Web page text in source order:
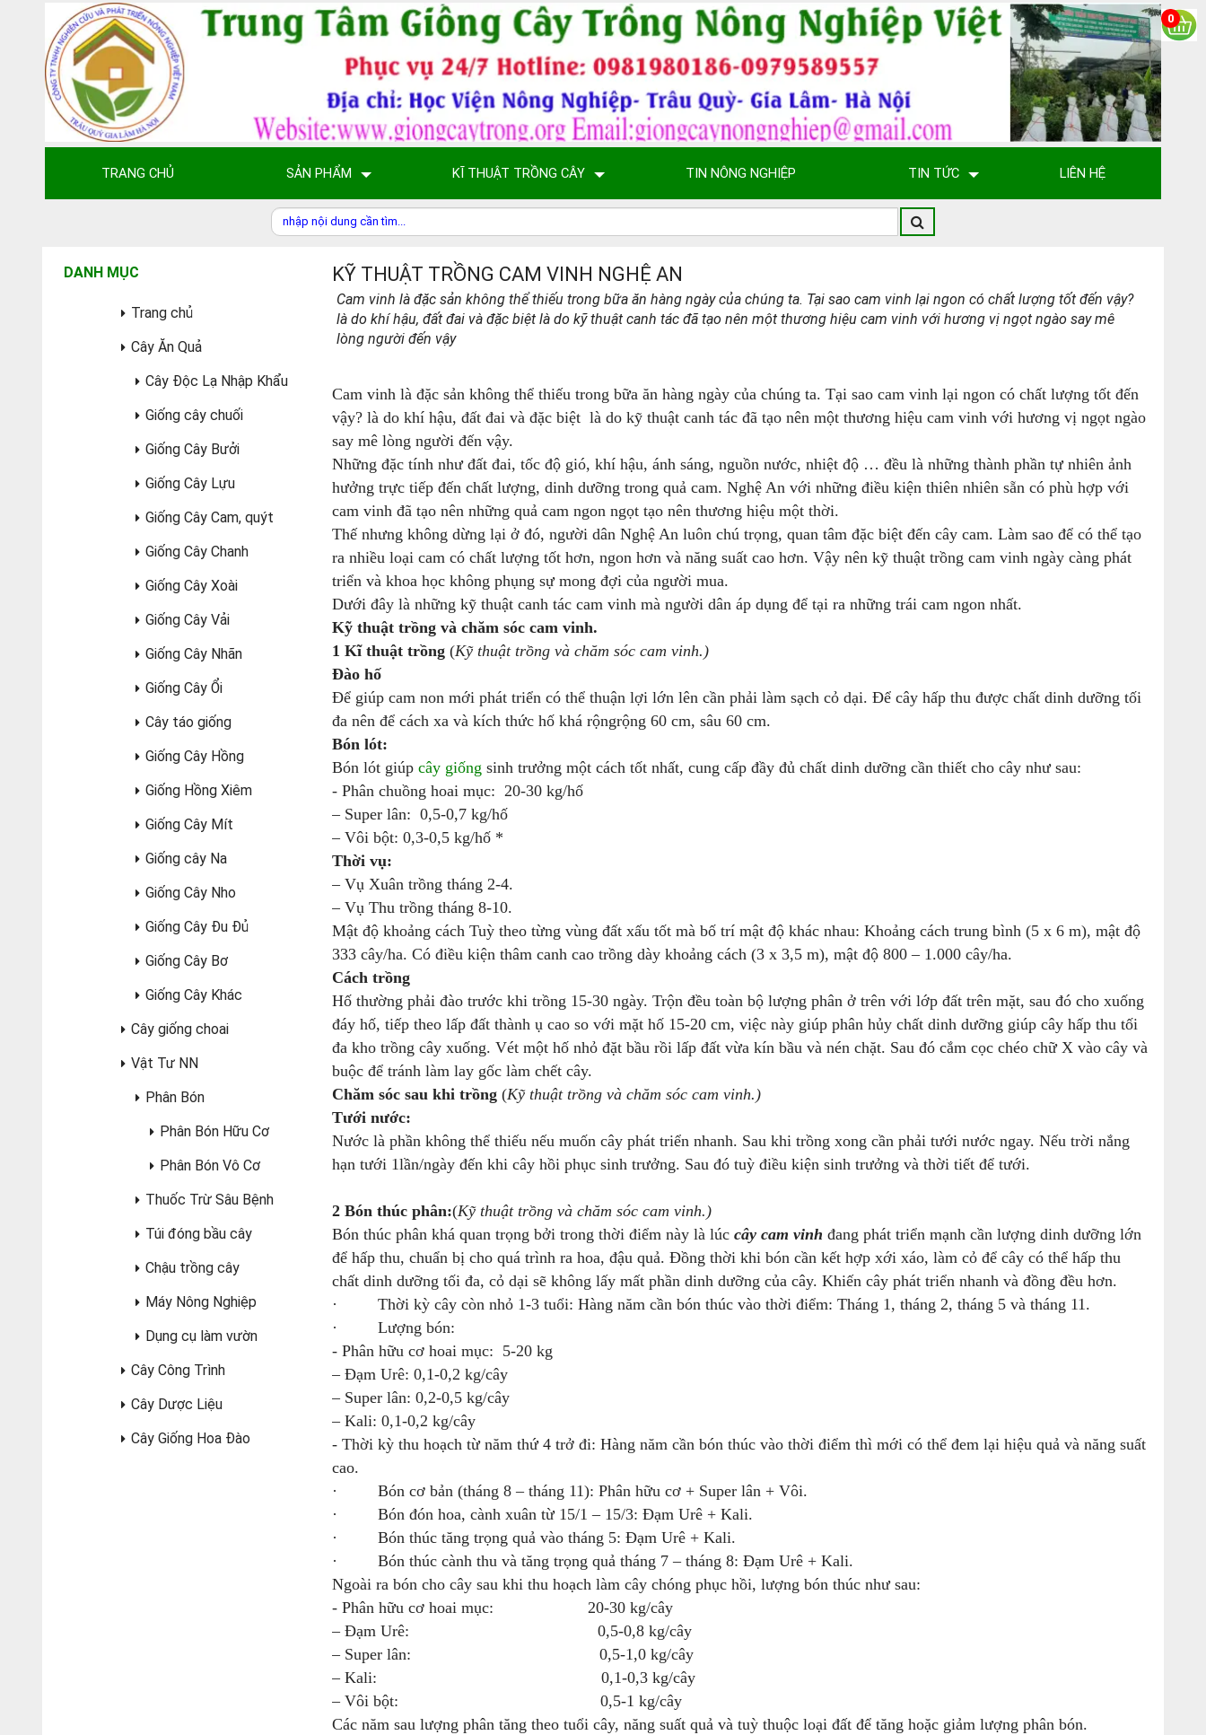
TRANG CHỦ SẢN PHẨM KĨ THUẬT TRỒNG CÂY TIN NÔNG NGHIỆP TIN TỨC LIÊN HỆ
0
DANH MỤC
Trang chủ
Cây Ăn Quả
Cây Độc Lạ Nhập Khẩu
Giống cây chuối
Giống Cây Bưởi
Giống Cây Lựu
Giống Cây Cam, quýt
Giống Cây Chanh
Giống Cây Xoài
Giống Cây Vải
Giống Cây Nhãn
Giống Cây Ổi
Cây táo giống
Giống Cây Hồng
Giống Hồng Xiêm
Giống Cây Mít
Giống cây Na
Giống Cây Nho
Giống Cây Đu Đủ
Giống Cây Bơ
Giống Cây Khác
Cây giống choai
Vật Tư NN
Phân Bón
Phân Bón Hữu Cơ
Phân Bón Vô Cơ
Thuốc Trừ Sâu Bệnh
Túi đóng bầu cây
Chậu trồng cây
Máy Nông Nghiệp
Dụng cụ làm vườn
Cây Công Trình
Cây Dược Liệu
Cây Giống Hoa Đào
KỸ THUẬT TRỒNG CAM VINH NGHỆ AN
Cam vinh là đặc sản không thể thiếu trong bữa ăn hàng ngày của chúng ta. Tại sao cam vinh lại ngon có chất lượng tốt đến vậy?
là do khí hậu, đất đai và đặc biệt là do kỹ thuật canh tác đã tạo nên một thương hiệu cam vinh với hương vị ngọt ngào say mê
lòng người đến vậy
Cam vinh là đặc sản không thể thiếu trong bữa ăn hàng ngày của chúng ta. Tại sao cam vinh lại ngon có chất lượng tốt đến
vậy? là do khí hậu, đất đai và đặc biệt là do kỹ thuật canh tác đã tạo nên một thương hiệu cam vinh với hương vị ngọt ngào
say mê lòng người đến vậy.
Những đặc tính như đất đai, tốc độ gió, khí hậu, ánh sáng, nguồn nước, nhiệt độ … đều là những thành phần tự nhiên ảnh
hưởng trực tiếp đến chất lượng, dinh dưỡng trong quả cam. Nghệ An với những điều kiện thiên nhiên sẵn có phù hợp với
cam vinh đã tạo nên những quả cam ngon ngọt tạo nên thương hiệu một thời.
Thế nhưng không dừng lại ở đó, người dân Nghệ An luôn chú trọng, quan tâm đặc biệt đến cây cam. Làm sao để có thể tạo
ra nhiều loại cam có chất lượng tốt hơn, ngon hơn và năng suất cao hơn. Vậy nên kỹ thuật trồng cam vinh ngày càng phát
triển và khoa học không phụng sự mong đợi của người mua.
Dưới đây là những kỹ thuật canh tác cam vinh mà người dân áp dụng để tại ra những trái cam ngon nhất.
Kỹ thuật trồng và chăm sóc cam vinh.
1 Kĩ thuật trồng (Kỹ thuật trồng và chăm sóc cam vinh.)
Đào hố
Để giúp cam non mới phát triển có thể thuận lợi lớn lên cần phải làm sạch cỏ dại. Để cây hấp thu được chất dinh dưỡng tối
đa nên để cách xa và kích thức hố khá rộngrộng 60 cm, sâu 60 cm.
Bón lót:
Bón lót giúp cây giống sinh trưởng một cách tốt nhất, cung cấp đầy đủ chất dinh dưỡng cần thiết cho cây như sau:
- Phân chuồng hoai mục: 20-30 kg/hố
– Super lân: 0,5-0,7 kg/hố
– Vôi bột: 0,3-0,5 kg/hố *
Thời vụ:
– Vụ Xuân trồng tháng 2-4.
– Vụ Thu trồng tháng 8-10.
Mật độ khoảng cách Tuỳ theo từng vùng đất xấu tốt mà bố trí mật độ khác nhau: Khoảng cách trung bình (5 x 6 m), mật độ
333 cây/ha. Có điều kiện thâm canh cao trồng dày khoảng cách (3 x 3,5 m), mật độ 800 – 1.000 cây/ha.
Cách trồng
Hố thường phải đào trước khi trồng 15-30 ngày. Trộn đều toàn bộ lượng phân ở trên với lớp đất trên mặt, sau đó cho xuống
đáy hố, tiếp theo lấp đất thành ụ cao so với mặt hố 15-20 cm, việc này giúp phân hủy chất dinh dưỡng giúp cây hấp thu tối
đa kho trồng cây xuống. Vét một hố nhỏ đặt bầu rồi lấp đất vừa kín bầu và nén chặt. Sau đó cắm cọc chéo chữ X vào cây và
buộc để tránh làm lay gốc làm chết cây.
Chăm sóc sau khi trồng (Kỹ thuật trồng và chăm sóc cam vinh.)
Tưới nước:
Nước là phần không thể thiếu nếu muốn cây phát triển nhanh. Sau khi trồng xong cần phải tưới nước ngay. Nếu trời nắng
hạn tưới 1lần/ngày đến khi cây hồi phục sinh trưởng. Sau đó tuỳ điều kiện sinh trưởng và thời tiết để tưới.
2 Bón thúc phân:(Kỹ thuật trồng và chăm sóc cam vinh.)
Bón thúc phân khá quan trọng bởi trong thời điểm này là lúc cây cam vinh đang phát triển mạnh cần lượng dinh dưỡng lớn
để hấp thu, chuẩn bị cho quá trình ra hoa, đậu quả. Đồng thời khi bón cần kết hợp xới xáo, làm cỏ để cây có thể hấp thu
chất dinh dưỡng tối đa, cỏ dại sẽ không lấy mất phần dinh dưỡng của cây. Khiến cây phát triển nhanh và đồng đều hơn.
· Thời kỳ cây còn nhỏ 1-3 tuổi: Hàng năm cần bón thúc vào thời điểm: Tháng 1, tháng 2, tháng 5 và tháng 11.
· Lượng bón:
- Phân hữu cơ hoai mục: 5-20 kg
– Đạm Urê: 0,1-0,2 kg/cây
– Super lân: 0,2-0,5 kg/cây
– Kali: 0,1-0,2 kg/cây
- Thời kỳ thu hoạch từ năm thứ 4 trở đi: Hàng năm cần bón thúc vào thời điểm thì mới có thể đem lại hiệu quả và năng suất
cao.
· Bón cơ bản (tháng 8 – tháng 11): Phân hữu cơ + Super lân + Vôi.
· Bón đón hoa, cành xuân từ 15/1 – 15/3: Đạm Urê + Kali.
· Bón thúc tăng trọng quả vào tháng 5: Đạm Urê + Kali.
· Bón thúc cành thu và tăng trọng quả tháng 7 – tháng 8: Đạm Urê + Kali.
Ngoài ra bón cho cây sau khi thu hoạch làm cây chóng phục hồi, lượng bón thúc như sau:
- Phân hữu cơ hoai mục: 20-30 kg/cây
– Đạm Urê: 0,5-0,8 kg/cây
– Super lân: 0,5-1,0 kg/cây
– Kali: 0,1-0,3 kg/cây
– Vôi bột: 0,5-1 kg/cây
Các năm sau lượng phân tăng theo tuổi cây, năng suất quả và tuỳ thuộc loại đất để tăng hoặc giảm lượng phân bón.